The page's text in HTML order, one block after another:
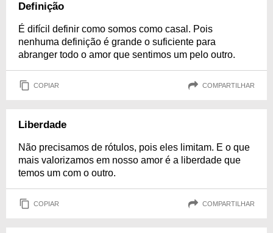
Definição
É difícil definir como somos como casal. Pois
nenhuma definição é grande o suficiente para
abranger todo o amor que sentimos um pelo outro.
COPIAR COMPARTILHAR
Liberdade
Não precisamos de rótulos, pois eles limitam. E o que
mais valorizamos em nosso amor é a liberdade que
temos um com o outro.
COPIAR COMPARTILHAR